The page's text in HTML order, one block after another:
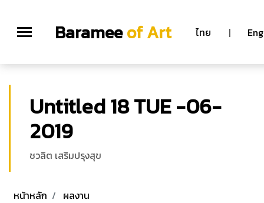
Barameeof Art ไทย | Eng
Untitled 18 TUE -06-
2019
ชวลิต เสริมปรุงสุข
หน้าหลัก ผลงาน